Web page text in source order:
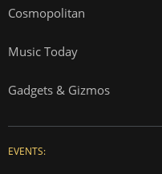
Cosmopolitan
Music Today
Gadgets & Gizmos
EVENTS: